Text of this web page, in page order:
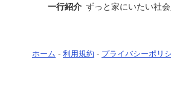
一行紹介 ずっと家にいたい社
ホーム - 利用規約 - プライバシーポリ